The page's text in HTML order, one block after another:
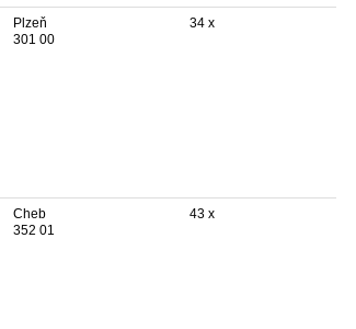
Plzeň
301 00
34 x
Cheb
352 01
43 x